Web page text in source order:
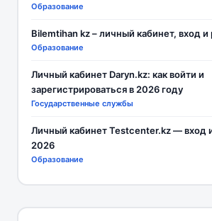
Образование
Bilemtihan kz – личный кабинет, вход и
Образование
Личный кабинет Daryn.kz: как войти и
зарегистрироваться в 2026 году
Государственные службы
Личный кабинет Testcenter.kz — вход
2026
Образование